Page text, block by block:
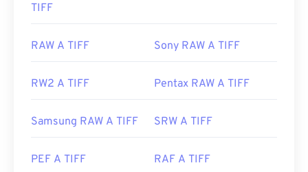
TIFF
RAW A TIFF Sony RAW A TIFF
RW2 A TIFF Pentax RAW A TIFF
Samsung RAW A TIFF SRW A TIFF
PEF A TIFF RAF A TIFF